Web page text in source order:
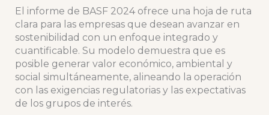
El informe de BASF 2024 ofrece una hoja de ruta
clara para las empresas que desean avanzar en
sostenibilidad con un enfoque integrado y
cuantificable. Su modelo demuestra que es
posible generar valor económico, ambiental y
social simultáneamente, alineando la operación
con las exigencias regulatorias y las expectativas
de los grupos de interés.